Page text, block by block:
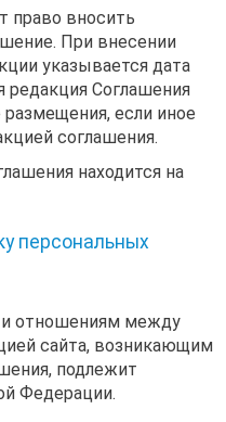
право вносить
При внесении
указывается дата
редакция Соглашения
если иное
соглашения.
находится на
персональных
отношениям между
сайта, возникающим
подлежит
Федерации.